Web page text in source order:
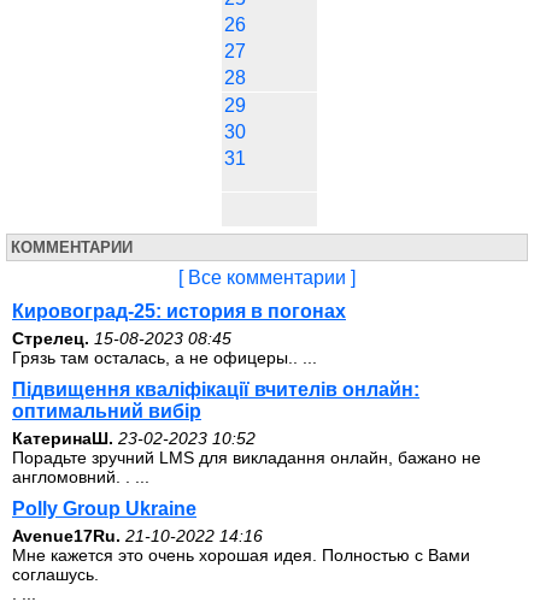
26
27
28
29
30
31
КОММЕНТАРИИ
[ Все комментарии ]
Кировоград-25: история в погонах
Стрелец. 15-08-2023 08:45
Грязь там осталась, а не офицеры.. ...
Підвищення кваліфікації вчителів онлайн:
оптимальний вибір
КатеринаШ. 23-02-2023 10:52
Порадьте зручний LMS для викладання онлайн, бажано не
англомовний. . ...
Polly Group Ukraine
Avenue17Ru. 21-10-2022 14:16
Мне кажется это очень хорошая идея. Полностью с Вами
соглашусь.